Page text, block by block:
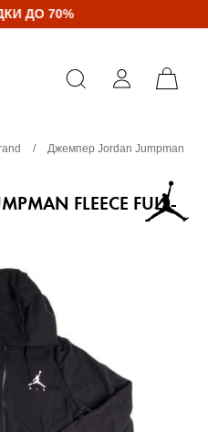
ДО 70%
/
Джемпер Jordan Jumpman
FLEECE FULL-